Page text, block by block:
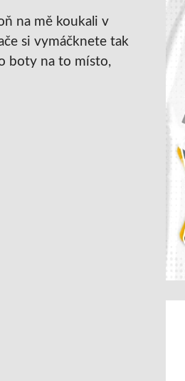
na mě koukali v
si vymáčknete tak
boty na to místo,